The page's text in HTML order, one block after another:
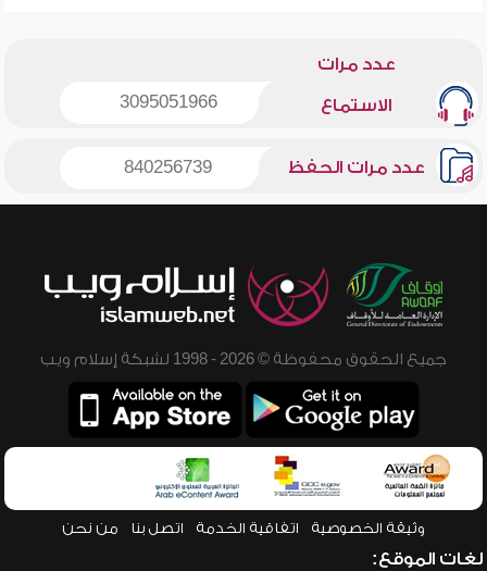
عدد مرات
الاستماع 3095051966
عدد مرات الحفظ 840256739
جميع الحقوق محفوظة © 2026 - 1998 لشبكة إسلام ويب
وثيقة الخصوصية اتفاقية الخدمة اتصل بنا من نحن
لغات الموقع: